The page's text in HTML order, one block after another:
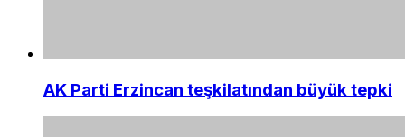
AK Parti Erzincan teşkilatından büyük tepki